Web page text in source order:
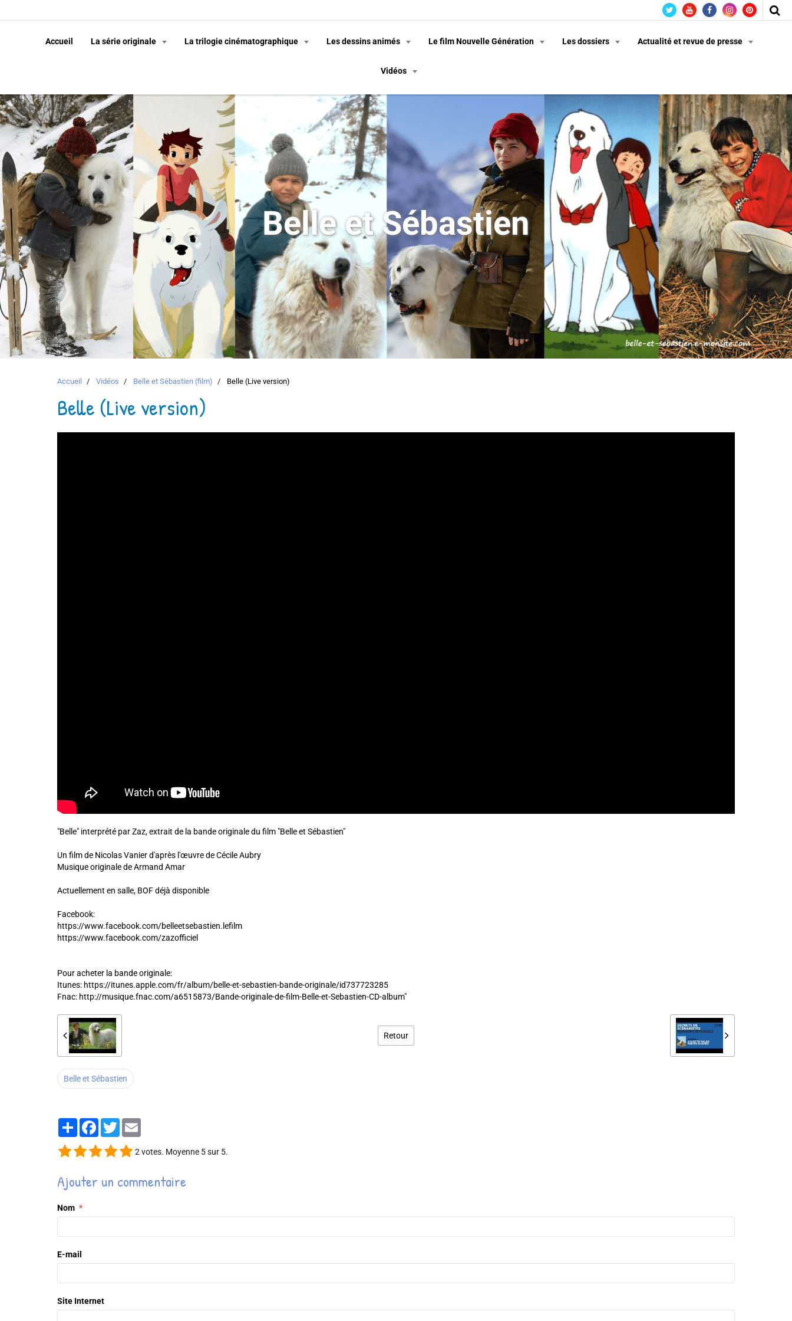
Accueil La série originale La trilogie cinématographique Les dessins animés Le film Nouvelle Génération Les dossiers Actualité et revue de presse
Vidéos
Belle et Sébastien
Accueil Vidéos Belle et Sébastien (film) Belle (Live version)
Belle (Live version)
"Belle" interprété par Zaz, extrait de la bande originale du film "Belle et Sébastien"
Un film de Nicolas Vanier d'après l'œuvre de Cécile Aubry
Musique originale de Armand Amar
Actuellement en salle, BOF déjà disponible
Facebook:
https://www.facebook.com/belleetsebastien.lefilm
https://www.facebook.com/zazofficiel
Pour acheter la bande originale:
Itunes: https://itunes.apple.com/fr/album/belle-et-sebastien-bande-originale/id737723285
Fnac: http://musique.fnac.com/a6515873/Bande-originale-de-film-Belle-et-Sebastien-CD-album"
Retour
Belle et Sébastien
PartagerFacebook
Twitter
2 votes. Moyenne 5sur 5.
Ajouter un commentaire
Nom
E-mail
Site Internet